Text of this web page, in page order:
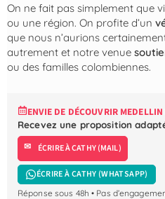
On ne fait pas simplement que
ou une région. On profite d’un
que nous n’aurions
autrement et notre venue
ou des familles colombiennes.
ENVIE DE DÉCOUVRIR
Recevez une proposition
ÉCRIRE À CATHY (MAIL)
ÉCRIRE À CATHY (WHATSAPP)
Réponse sous 48h • Pas